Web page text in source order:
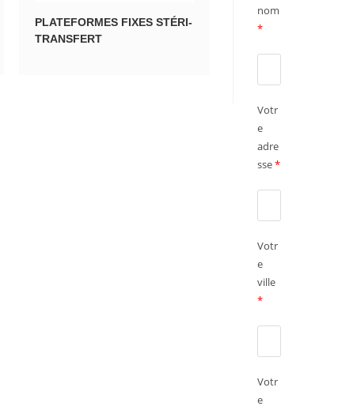
PLATEFORMES FIXES STÉRI-
TRANSFERT
nom
*
Votr
e
adre
sse*
Votr
e
ville
*
Votr
e